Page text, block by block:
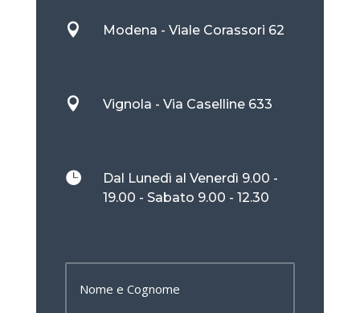
 Modena - Viale Corassori 62
 Vignola - Via Caselline 633

Dal Lunedì al Venerdì 9.00 -
19.00 - Sabato 9.00 - 12.30